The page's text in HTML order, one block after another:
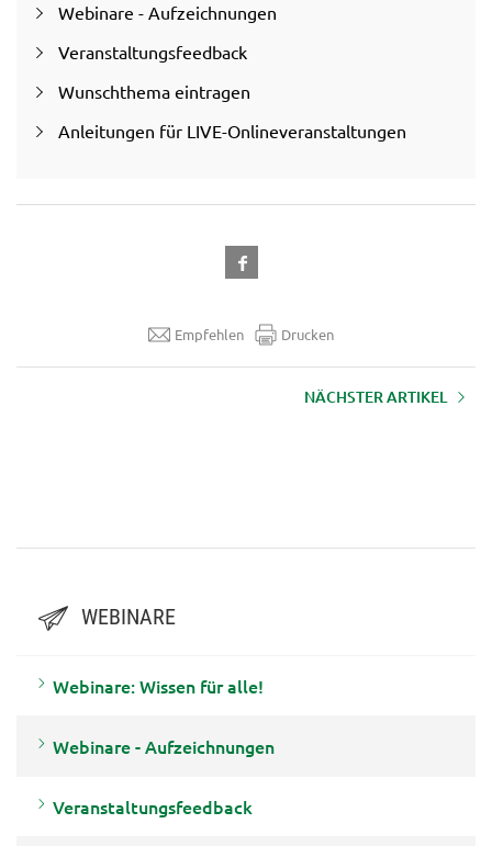
Webinare - Aufzeichnungen
Veranstaltungsfeedback
Wunschthema eintragen
Anleitungen für LIVE-Onlineveranstaltungen
Empfehlen Drucken
NÄCHSTER ARTIKEL
WEBINARE
Webinare: Wissen für alle!
Webinare - Aufzeichnungen
Veranstaltungsfeedback